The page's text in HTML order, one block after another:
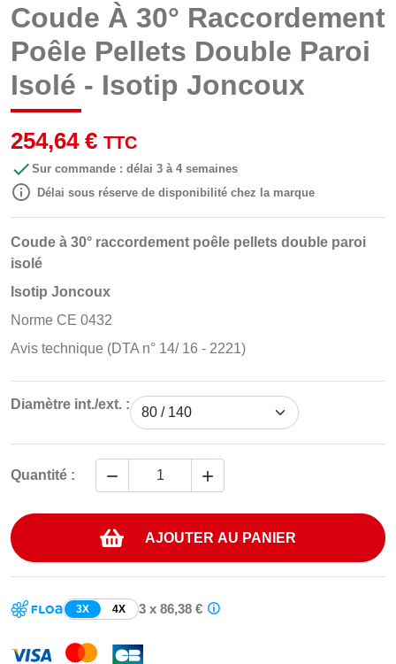
Coude À 30° Raccordement
Poêle Pellets Double Paroi
Isolé - Isotip Joncoux
254,64 € TTC
 Sur commande : délai 3 à 4 semaines
 Délai sous réserve de disponibilité chez la marque
Coude à 30° raccordement poêle pellets double paroi
isolé
Isotip Joncoux
Norme CE 0432
Avis technique (DTA n° 14/ 16 - 2221)
Diamètre int./ext. :
Quantité :  
AJOUTER AU PANIER
3X 4X 3 x 86,38 €